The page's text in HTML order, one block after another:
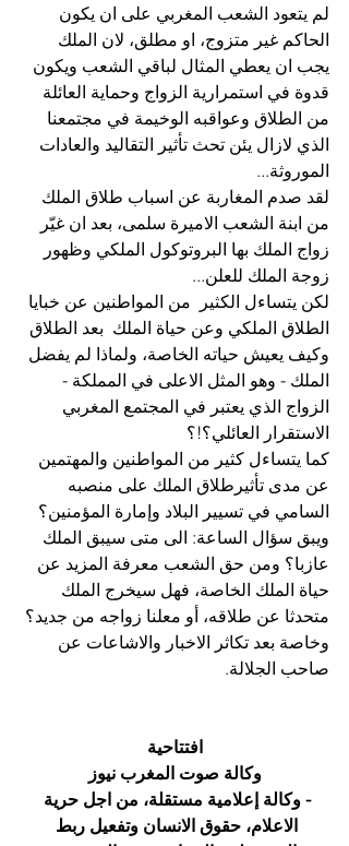
لم يتعود الشعب المغربي على ان يكون
الحاكم غير متزوج، او مطلق، لان الملك
يجب ان يعطي المثال لباقي الشعب ويكون
قدوة في استمرارية الزواج وحماية العائلة
من الطلاق وعواقبه الوخيمة في مجتمعنا
الذي لازال يئن تحث تأثير التقاليد والعادات
الموروثة...
لقد صدم المغاربة عن اسباب طلاق الملك
من ابنة الشعب الاميرة سلمى، بعد ان غيّر
زواج الملك بها البروتوكول الملكي وظهور
زوجة الملك للعلن...
لكن يتساءل الكثير  من المواطنين عن خبايا
الطلاق الملكي وعن حياة الملك  بعد الطلاق
وكيف يعيش حياته الخاصة، ولماذا لم يفضل
الملك - وهو المثل الاعلى في المملكة -
الزواج الذي يعتبر في المجتمع المغربي
الاستقرار العائلي؟!؟
كما يتساءل كثير من المواطنين والمهتمين
عن مدى تأثيرطلاق الملك على منصبه
السامي في تسيير البلاد وإمارة المؤمنين؟
ويبق سؤال الساعة: الى متى سيبق الملك
عازبا؟ ومن حق الشعب معرفة المزيد عن
حياة الملك الخاصة، فهل سيخرج الملك
متحدثا عن طلاقه، أو معلنا زواجه من جديد؟
وخاصة بعد تكاثر الاخبار والاشاعات عن
صاحب الجلالة.
افتتاحية
وكالة صوت المغرب نيوز
- وكالة إعلامية مستقلة، من اجل حرية
الاعلام، حقوق الانسان وتفعيل ربط